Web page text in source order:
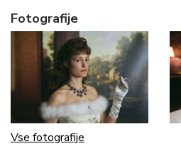
Fotografije
Vse fotografije